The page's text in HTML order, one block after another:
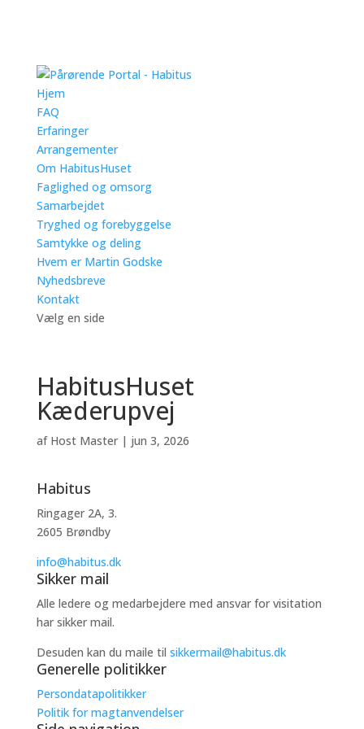
Hjem
FAQ
Erfaringer
Arrangementer
Om HabitusHuset
Faglighed og omsorg
Samarbejdet
Tryghed og forebyggelse
Samtykke og deling
Hvem er Martin Godske
Nyhedsbreve
Kontakt
Vælg en side
HabitusHuset
Kæderupvej
af Host Master| jun 3, 2026
Habitus
Ringager 2A, 3.
2605 Brøndby
info@habitus.dk
Sikker mail
Alle ledere og medarbejdere med ansvar for visitation
har sikker mail.
Desuden kan du maile til sikkermail@habitus.dk
Generelle politikker
Persondatapolitikker
Politik for magtanvendelser